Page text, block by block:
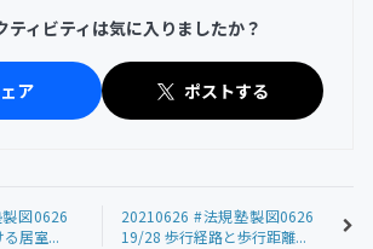
ティビティは気に入りましたか？
ア ポストする
製図0626
居室...
20210626 #法規塾製図0626
19/28 歩行経路と歩行距離...